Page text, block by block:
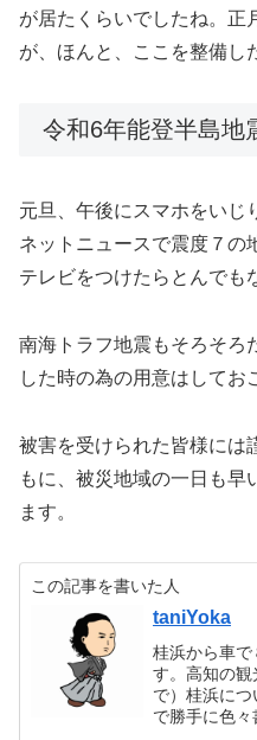
が居たくらいでしたね。正
が、ほんと、ここを整備し
令和6年能登半島地
元旦、午後にスマホをいじ
ネットニュースで震度７の
テレビをつけたらとんでも
南海トラフ地震もそろそろ
した時の為の用意はしてお
被害を受けられた皆様には
もに、被災地域の一日も早
ます。
この記事を書いた人
taniYoka
桂浜から車
す。高知の
で）桂浜に
で勝手に色々